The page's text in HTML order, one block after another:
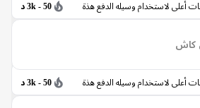
وسيله الدفع هذة
وسيله الدفع هذة